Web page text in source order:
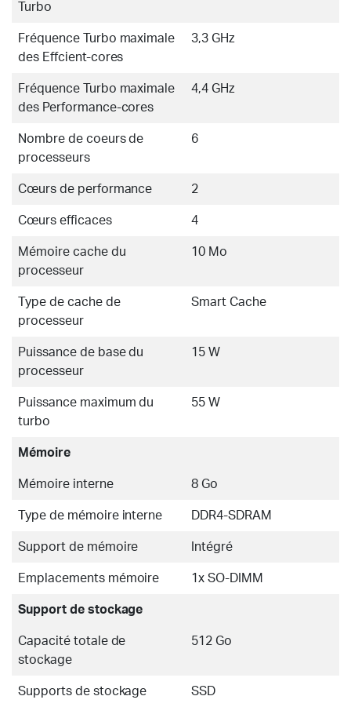
Turbo
Fréquence Turbo maximale
des Effcient-cores
3,3 GHz
Fréquence Turbo maximale
des Performance-cores
4,4 GHz
Nombre de coeurs de
processeurs
6
Cœurs de performance 2
Cœurs efficaces 4
Mémoire cache du
processeur
10 Mo
Type de cache de
processeur
Smart Cache
Puissance de base du
processeur
15 W
Puissance maximum du
turbo
55 W
Mémoire
Mémoire interne 8 Go
Type de mémoire interne DDR4-SDRAM
Support de mémoire Intégré
Emplacements mémoire 1x SO-DIMM
Support de stockage
Capacité totale de
stockage
512 Go
Supports de stockage SSD